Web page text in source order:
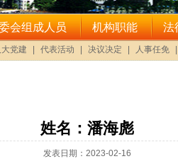
姓名：潘海彪
发表日期：2023-02-16